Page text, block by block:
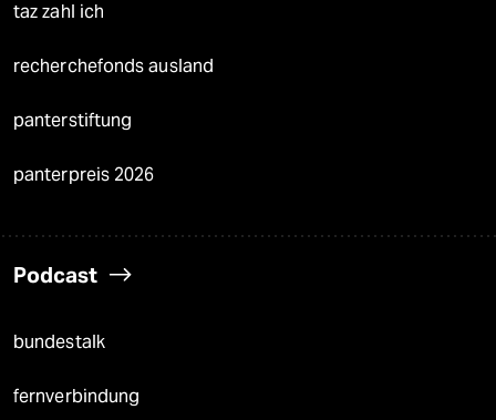
taz zahl ich
recherchefonds ausland
panterstiftung
panterpreis 2026
Podcast
bundestalk
fernverbindung